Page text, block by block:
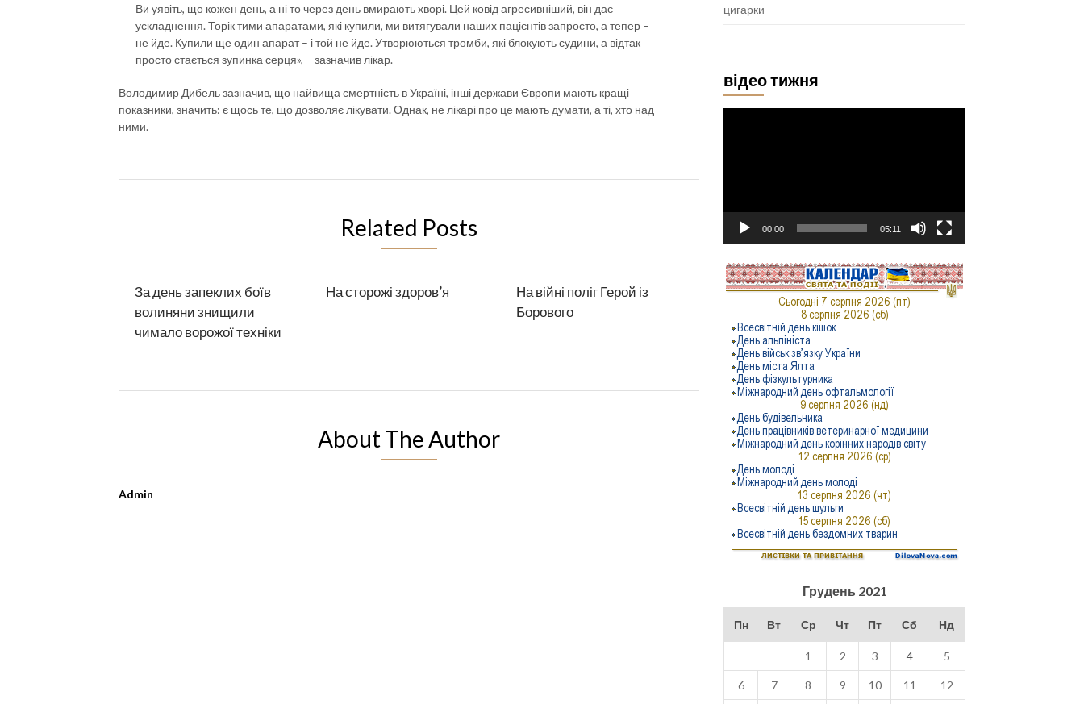
Ви уявіть, що кожен день, а ні то через день вмирають хворі. Цей ковід агресивніший, він дає
ускладнення. Торік тими апаратами, які купили, ми витягували наших пацієнтів запросто, а тепер –
не йде. Купили ще один апарат – і той не йде. Утворюються тромби, які блокують судини, а відтак
просто стається зупинка серця», – зазначив лікар.
Володимир Дибель зазначив, що найвища смертність в Україні, інші держави Європи мають кращі
показники, значить: є щось те, що дозволяє лікувати. Однак, не лікарі про це мають думати, а ті, хто над
ними.
Related Posts
За день запеклих боїв
волиняни знищили
чимало ворожої техніки
На сторожі здоров’я
На війні поліг Герой із
Борового
About The Author
Admin
цигарки
відео тижня
00:00 05:11
Грудень 2021
Пн Вт Ср Чт Пт Сб Нд
1 2 3 4 5
6 7 8 9 10 11 12